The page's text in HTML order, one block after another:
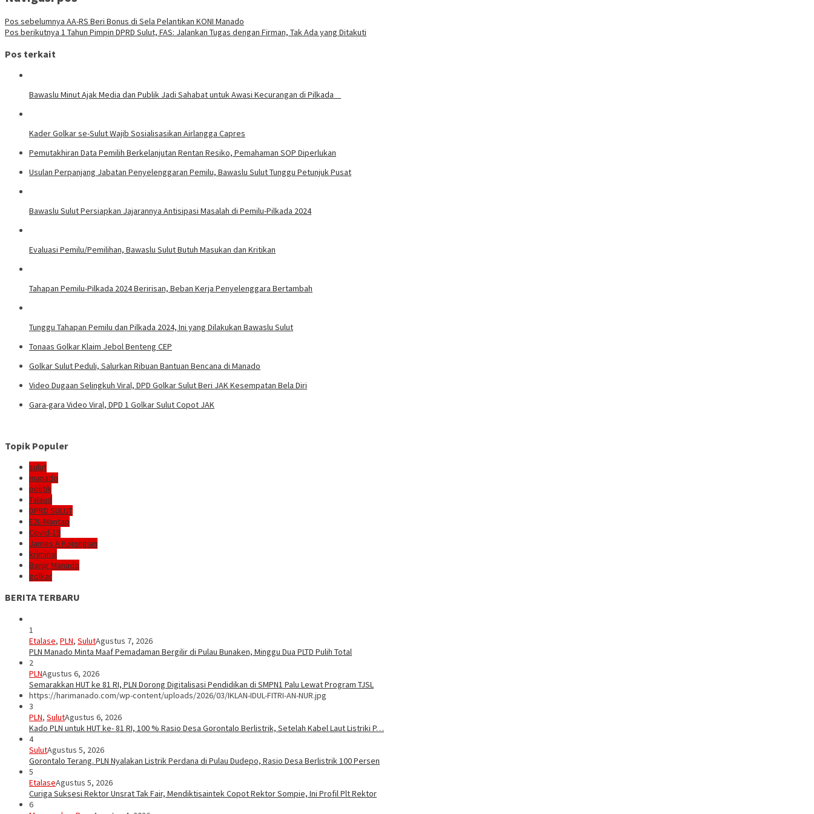
Pos sebelumnya AA-RS Beri Bonus di Sela Pelantikan KONI Manado
Pos berikutnya 1 Tahun Pimpin DPRD Sulut, FAS: Jalankan Tugas dengan Firman, Tak Ada yang Ditakuti
Pos terkait
Bawaslu Minut Ajak Media dan Publik Jadi Sahabat untuk Awasi Kecurangan di Pilkada
Kader Golkar se-Sulut Wajib Sosialisasikan Airlangga Capres
Pemutakhiran Data Pemilih Berkelanjutan Rentan Resiko, Pemahaman SOP Diperlukan
Usulan Perpanjang Jabatan Penyelenggaran Pemilu, Bawaslu Sulut Tunggu Petunjuk Pusat
Bawaslu Sulut Persiapkan Jajarannya Antisipasi Masalah di Pemilu-Pilkada 2024
Evaluasi Pemilu/Pemilihan, Bawaslu Sulut Butuh Masukan dan Kritikan
Tahapan Pemilu-Pilkada 2024 Beririsan, Beban Kerja Penyelenggara Bertambah
Tunggu Tahapan Pemilu dan Pilkada 2024, Ini yang Dilakukan Bawaslu Sulut
Tonaas Golkar Klaim Jebol Benteng CEP
Golkar Sulut Peduli, Salurkan Ribuan Bantuan Bencana di Manado
Video Dugaan Selingkuh Viral, DPD Golkar Sulut Beri JAK Kesempatan Bela Diri
Gara-gara Video Viral, DPD 1 Golkar Sulut Copot JAK
Topik Populer
sulut
manado
politik
Talaud
DPRD SULUT
E2L-Mantap
Covid-19
James A Kojongian
kriminal
Banjir Manado
golkar
BERITA TERBARU
1
Etalase, PLN, SulutAgustus 7, 2026
PLN Manado Minta Maaf Pemadaman Bergilir di Pulau Bunaken, Minggu Dua PLTD Pulih Total
2
PLNAgustus 6, 2026
Semarakkan HUT ke 81 RI, PLN Dorong Digitalisasi Pendidikan di SMPN1 Palu Lewat Program TJSL
https://harimanado.com/wp-content/uploads/2026/03/IKLAN-IDUL-FITRI-AN-NUR.jpg
3
PLN, SulutAgustus 6, 2026
Kado PLN untuk HUT ke- 81 RI, 100 % Rasio Desa Gorontalo Berlistrik, Setelah Kabel Laut Listriki P…
4
SulutAgustus 5, 2026
Gorontalo Terang. PLN Nyalakan Listrik Perdana di Pulau Dudepo, Rasio Desa Berlistrik 100 Persen
5
EtalaseAgustus 5, 2026
Curiga Suksesi Rektor Unsrat Tak Fair, Mendiktisaintek Copot Rektor Sompie, Ini Profil Plt Rektor
6